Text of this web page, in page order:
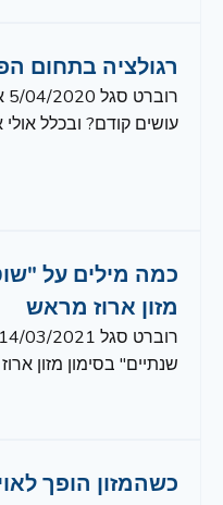
רגולציה בתחום
עושים קודם? ובכלל
כמה מילים על
מזון ארוז מראש
שנתיים" בסימון מזון
כשהמזון הופך